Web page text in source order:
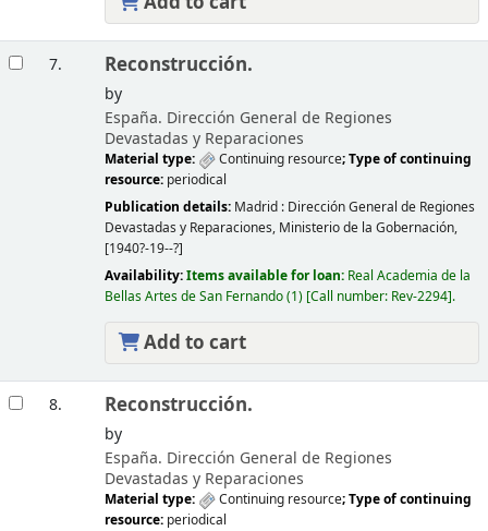
7. Reconstrucción.
by
España. Dirección General de Regiones
Devastadas y Reparaciones
Material type: Continuing resource; Type of continuing
resource: periodical
Publication details: Madrid : Dirección General de Regiones
Devastadas y Reparaciones, Ministerio de la Gobernación,
[1940?-19--?]
Availability:Items available for loan: Real Academia de la
Bellas Artes de San Fernando(1) Call number: Rev-2294 .
Add to cart
8. Reconstrucción.
by
España. Dirección General de Regiones
Devastadas y Reparaciones
Material type: Continuing resource; Type of continuing
resource: periodical